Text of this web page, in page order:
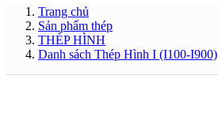
Trang chủ
Sản phẩm thép
THÉP HÌNH
Danh sách Thép Hình I (I100-I900)